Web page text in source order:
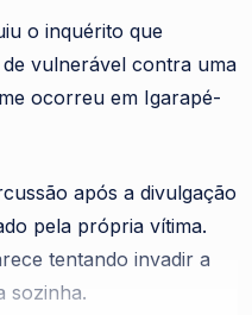
o inquérito que
vulnerável contra uma
ocorreu em Igarapé-
após a divulgação
pela própria vítima.
tentando invadir a
sozinha.